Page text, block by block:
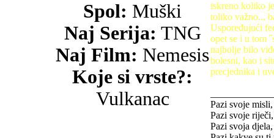
Spol: Muški
Naj Serija: TNG
Naj Film: Nemesis
Koje si vrste?:
Vulkanac
iskreno koliko
toliko važno..,
Uspoređujući
opet se i u tom
najbolje bilo
bolesni, kao i
precjednika i
Pazi svoje
Pazi svoje
Pazi svoja